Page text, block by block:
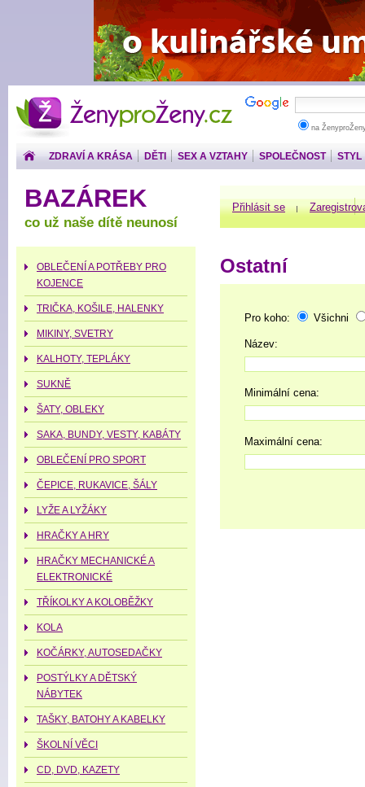
ŽenyproŽeny.cz
na
ZDRAVÍ A KRÁSA DĚTI SEX A VZTAHY SPOLEČNOST STYL
Přihlásit se
Ostatní
Pro koho: Všichni
Název:
Minimální cena:
Maximální cena:
BAZÁREK
co už naše dítě neunosí
OBLEČENÍ A POTŘEBY PRO
KOJENCE
TRIČKA, KOŠILE, HALENKY
MIKINY, SVETRY
KALHOTY, TEPLÁKY
SUKNĚ
ŠATY, OBLEKY
SAKA, BUNDY, VESTY, KABÁTY
OBLEČENÍ PRO SPORT
ČEPICE, RUKAVICE, ŠÁLY
LYŽE A LYŽÁKY
HRAČKY A HRY
HRAČKY MECHANICKÉ A
ELEKTRONICKÉ
TŘÍKOLKY A KOLOBĚŽKY
KOLA
KOČÁRKY, AUTOSEDAČKY
POSTÝLKY A DĚTSKÝ
NÁBYTEK
TAŠKY, BATOHY A KABELKY
ŠKOLNÍ VĚCI
CD, DVD, KAZETY